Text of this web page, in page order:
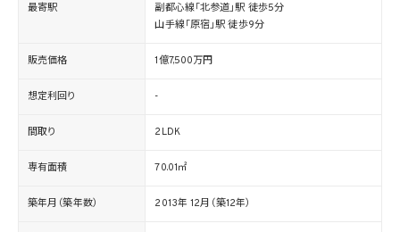
最寄駅
副都心線「北参道」駅 徒歩5分
山手線「原宿」駅 徒歩9分
販売価格 1億7,500万円
想定利回り -
間取り 2LDK
専有面積 70.01㎡
築年月（築年数） 2013年 12月（築12年）